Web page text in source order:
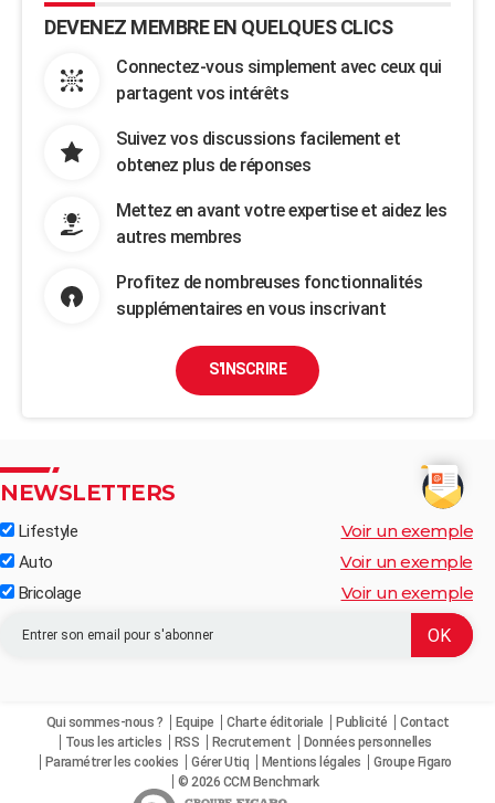
DEVENEZ MEMBRE EN QUELQUES CLICS
Connectez-vous simplement avec ceux qui
partagent vos intérêts
Suivez vos discussions facilement et
obtenez plus de réponses
Mettez en avant votre expertise et aidez les
autres membres
Profitez de nombreuses fonctionnalités
supplémentaires en vous inscrivant
S'INSCRIRE
NEWSLETTERS
Lifestyle Voir un exemple
Auto Voir un exemple
Bricolage Voir un exemple
Qui sommes-nous ? Equipe Charte éditoriale Publicité
Contact
Tous les articles
RSS Recrutement
Données personnelles
Paramétrer les cookies
Gérer Utiq Mentions légales
Groupe Figaro
© 2026 CCM Benchmark